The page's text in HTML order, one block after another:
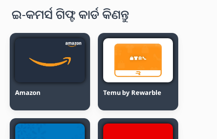
ଇ-କମର୍ସ ଗିଫ୍ଟ କାର୍ଡ କିଣନ୍ତୁ
Amazon Temu by Rewarble